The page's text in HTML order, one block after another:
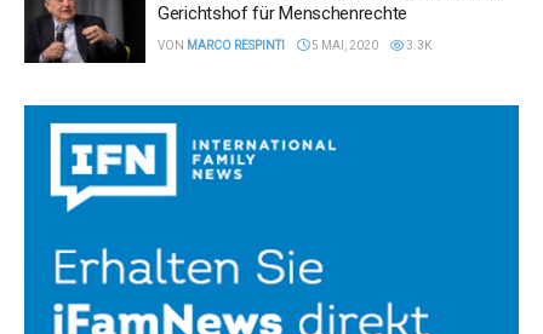
Gerichtshof für Menschenrechte
VON MARCO RESPINTI 5 MAI, 2020 3.3K